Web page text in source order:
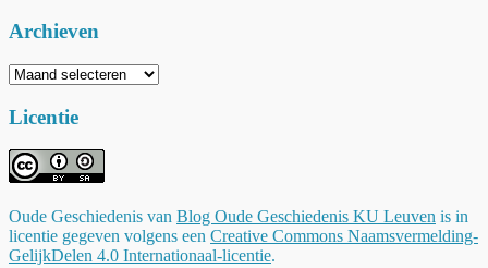
Archieven
Archieven
Licentie
Oude Geschiedenis van Blog Oude Geschiedenis KU Leuven is in
licentie gegeven volgens een Creative Commons Naamsvermelding-
GelijkDelen 4.0 Internationaal-licentie.